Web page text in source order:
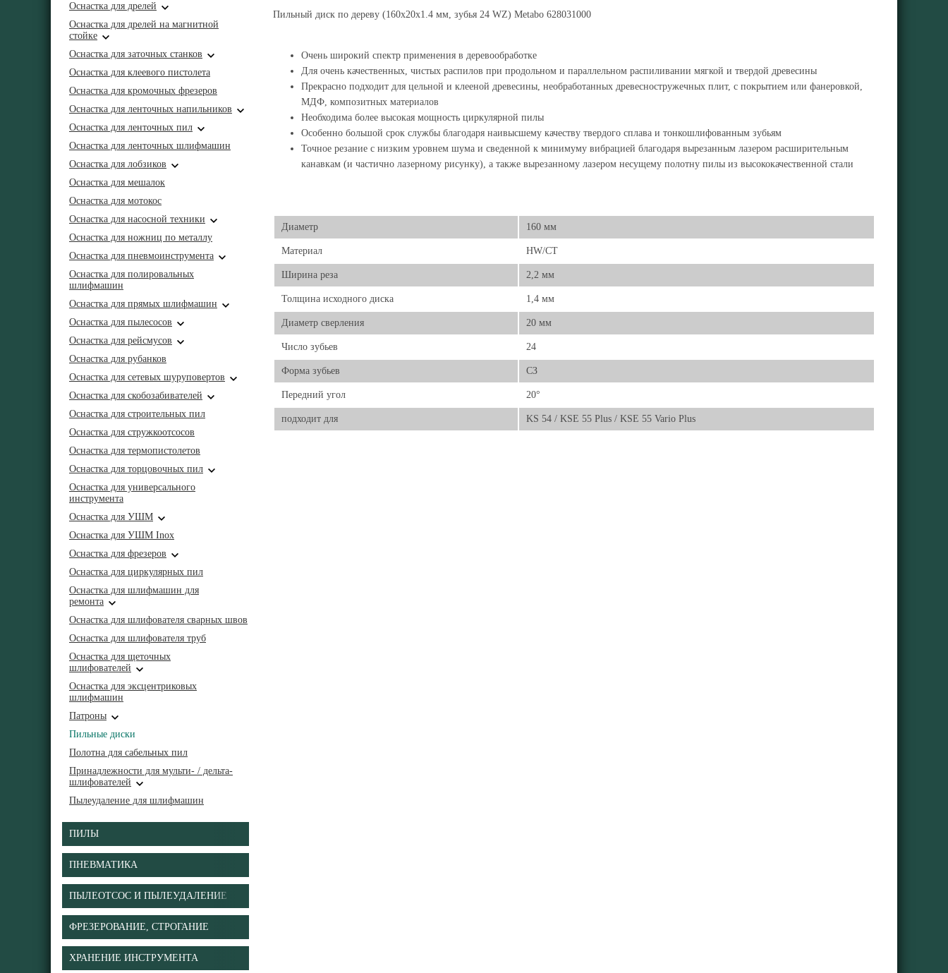
Оснастка для дрелей
Оснастка для дрелей на магнитной
стойке
Оснастка для заточных станков
Оснастка для клеевого пистолета
Оснастка для кромочных фрезеров
Оснастка для ленточных напильников
Оснастка для ленточных пил
Оснастка для ленточных шлифмашин
Оснастка для лобзиков
Оснастка для мешалок
Оснастка для мотокос
Оснастка для насосной техники
Оснастка для ножниц по металлу
Оснастка для пневмоинструмента
Оснастка для полировальных
шлифмашин
Оснастка для прямых шлифмашин
Оснастка для пылесосов
Оснастка для рейсмусов
Оснастка для рубанков
Оснастка для сетевых шуруповертов
Оснастка для скобозабивателей
Оснастка для строительных пил
Оснастка для стружкоотсосов
Оснастка для термопистолетов
Оснастка для торцовочных пил
Оснастка для универсального
инструмента
Оснастка для УШМ
Оснастка для УШМ Inox
Оснастка для фрезеров
Оснастка для циркулярных пил
Оснастка для шлифмашин для
ремонта
Оснастка для шлифователя сварных швов
Оснастка для шлифователя труб
Оснастка для щеточных
шлифователей
Оснастка для эксцентриковых
шлифмашин
Патроны
Пильные диски
Полотна для сабельных пил
Принадлежности для мульти- / дельта-
шлифователей
Пылеудаление для шлифмашин
ПИЛЫ
ПНЕВМАТИКА
ПЫЛЕОТСОС И ПЫЛЕУДАЛЕНИЕ
ФРЕЗЕРОВАНИЕ, СТРОГАНИЕ
ХРАНЕНИЕ ИНСТРУМЕНТА
Пильный диск по дереву (160x20х1.4 мм, зубья 24 WZ) Metabo 628031000
Очень широкий спектр применения в деревообработке
Для очень качественных, чистых распилов при продольном и параллельном распиливании мягкой и твердой древесины
Прекрасно подходит для цельной и клееной древесины, необработанных древесностружечных плит, с покрытием или фанеровкой,
МДФ, композитных материалов
Необходима более высокая мощность циркулярной пилы
Особенно большой срок службы благодаря наивысшему качеству твердого сплава и тонкошлифованным зубьям
Точное резание с низким уровнем шума и сведенной к минимуму вибрацией благодаря вырезанным лазером расширительным
канавкам (и частично лазерному рисунку), а также вырезанному лазером несущему полотну пилы из высококачественной стали
Диаметр 160 мм
Материал HW/CT
Ширина реза 2,2 мм
Толщина исходного диска 1,4 мм
Диаметр сверления 20 мм
Число зубьев 24
Форма зубьев СЗ
Передний угол 20°
подходит для KS 54 / KSE 55 Plus / KSE 55 Vario Plus